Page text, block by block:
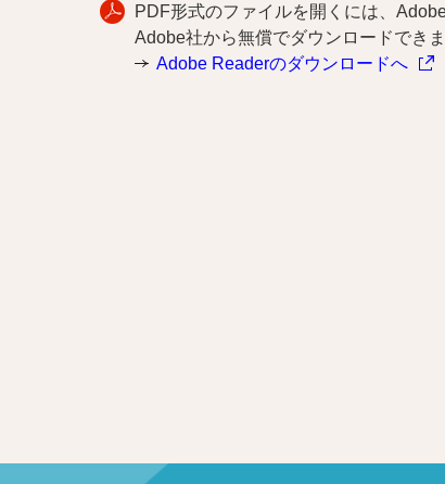
PDF形式のファイルを開くには、
Adobe社から無償でダウンロードできま
Adobe Readerのダウンロードへ